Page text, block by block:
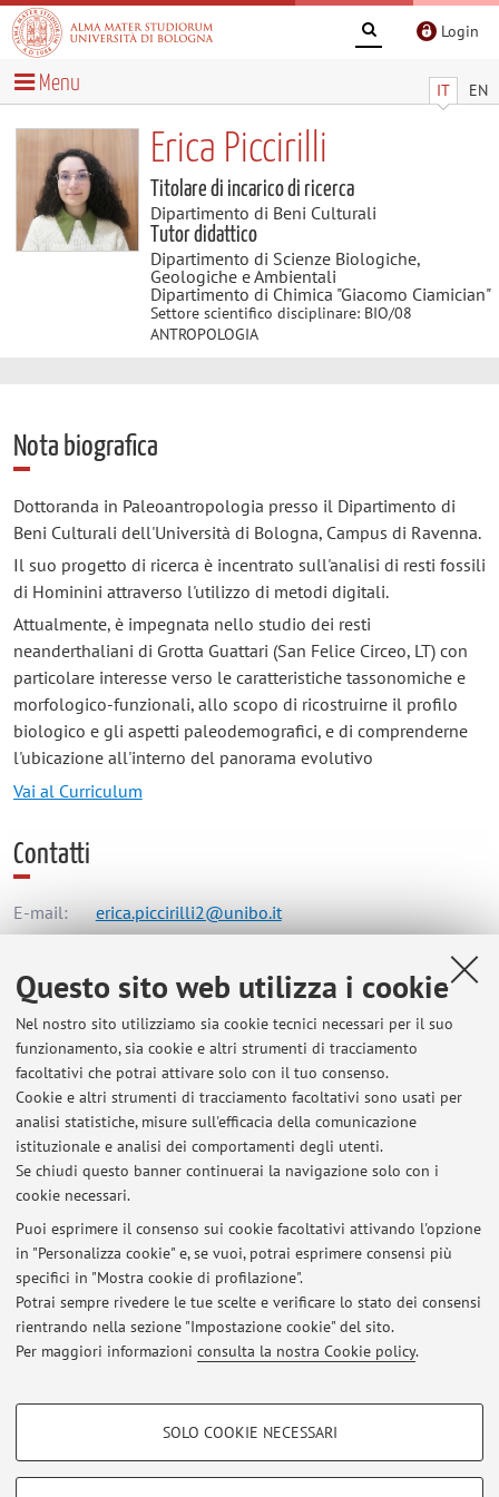
Questo sito web utilizza i cookie
Nel nostro sito utilizziamo sia cookie tecnici necessari per il suo
funzionamento, sia cookie e altri strumenti di tracciamento
facoltativi che potrai attivare solo con il tuo consenso.
Cookie e altri strumenti di tracciamento facoltativi sono usati per
analisi statistiche, misure sull'efficacia della comunicazione
istituzionale e analisi dei comportamenti degli utenti.
Se chiudi questo banner continuerai la navigazione solo con i
cookie necessari.
Puoi esprimere il consenso sui cookie facoltativi attivando l'opzione
in "Personalizza cookie" e, se vuoi, potrai esprimere consensi più
specifici in "Mostra cookie di profilazione".
Potrai sempre rivedere le tue scelte e verificare lo stato dei consensi
rientrando nella sezione "Impostazione cookie" del sito.
Per maggiori informazioni consulta la nostra Cookie policy.
COOKIE DI PROFILAZIONE - FACOLTATIVI
SOLO COOKIE NECESSARI
Login
IT EN
Menu
Erica Piccirilli
Titolare di incarico di ricerca
Dipartimento di Beni Culturali
Tutor didattico
Dipartimento di Scienze Biologiche,
Geologiche e Ambientali
Dipartimento di Chimica "Giacomo Ciamician"
Settore scientifico disciplinare: BIO/08
ANTROPOLOGIA
Nota biografica
Dottoranda in Paleoantropologia presso il Dipartimento di
Beni Culturali dell'Università di Bologna, Campus di Ravenna.
Il suo progetto di ricerca è incentrato sull'analisi di resti fossili
di Hominini attraverso l'utilizzo di metodi digitali.
Attualmente, è impegnata nello studio dei resti
neanderthaliani di Grotta Guattari (San Felice Circeo, LT) con
particolare interesse verso le caratteristiche tassonomiche e
morfologico-funzionali, allo scopo di ricostruirne il profilo
biologico e gli aspetti paleodemografici, e di comprenderne
l'ubicazione all'interno del panorama evolutivo
Vai al Curriculum
Contatti
E-mail: erica.piccirilli2@unibo.it
Dipartimento di Beni Culturali
Via degli Ariani 1, Ravenna -Vai alla mappa
Risorse in rete
ORCID
Ultimi avvisi
Al momento non sono presenti avvisi.
Area riservata
Accedi tramiteloginper gestire tutti i contenuti del sito.